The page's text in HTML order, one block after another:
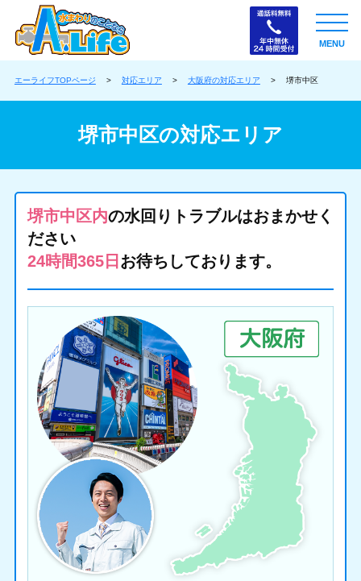
MENU
エーライフTOPページ > 対応エリア > 大阪府の対応エリア > 堺市中区
堺市中区の対応エリア
堺市中区内の水回りトラブルはおまかせく
ださい
24時間365日 お待ちしております。